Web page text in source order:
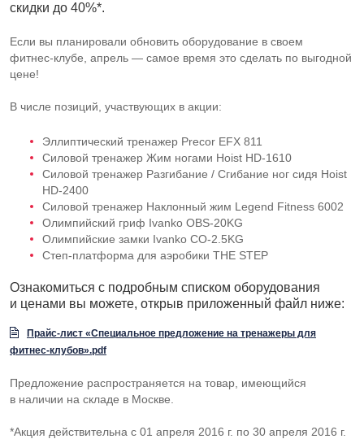
скидки до 40%*.
Если вы планировали обновить оборудование в cвоем
фитнес-клубе , апрель — самое время это сделать по выгодной
цене!
В числе позиций, участвующих в акции:
Эллиптический тренажер Precor EFX 811
Силовой тренажер Жим ногами Hoist HD-1610
Силовой тренажер Разгибание / Сгибание ног сидя Hoist
HD-2400
Силовой тренажер Наклонный жим Legend Fitness 6002
Олимпийский гриф Ivanko OBS-20KG
Олимпийские замки Ivanko CO-2 .5KG
Степ-платформа для аэробики THE STEP
Ознакомиться с подробным списком оборудования
и ценами вы можете, открыв приложенный файл ниже:
Прайс-лист «Специальное предложение на тренажеры для
фитнес-клубов».pdf
Предложение распространяется на товар, имеющийся
в наличии на складе в Москве.
*Акция действительна с 01 апреля 2016 г. по 30 апреля 2016 г.